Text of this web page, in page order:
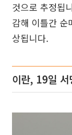
것으로 추정됩
감해 이틀간 순
상됩니다.
이란, 19일 서